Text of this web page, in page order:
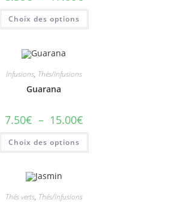
Choix des options
Infusions, Thés/Infusions
Guarana
7.50€ – 15.00€
Choix des options
Thés verts, Thés/Infusions